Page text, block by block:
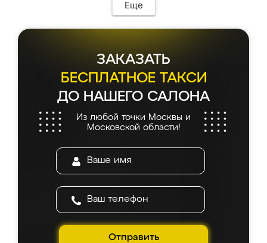
Еще
ЗАКАЗАТЬ
БЕСПЛАТНОЕ ТАКСИ
ДО НАШЕГО САЛОНА
Из любой точки Москвы и
Московской области!
Отправить